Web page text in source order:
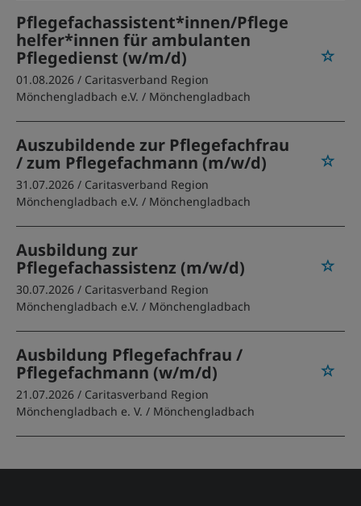
Pflegefachassistent*innen/Pflege
helfer*innen für ambulanten
Pflegedienst (w/m/d)
01.08.2026 / Caritasverband Region
Mönchengladbach e.V. / Mönchengladbach
Auszubildende zur Pflegefachfrau
/ zum Pflegefachmann (m/w/d)
31.07.2026 / Caritasverband Region
Mönchengladbach e.V. / Mönchengladbach
Ausbildung zur
Pflegefachassistenz (m/w/d)
30.07.2026 / Caritasverband Region
Mönchengladbach e.V. / Mönchengladbach
Ausbildung Pflegefachfrau /
Pflegefachmann (w/m/d)
21.07.2026 / Caritasverband Region
Mönchengladbach e. V. / Mönchengladbach